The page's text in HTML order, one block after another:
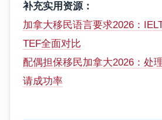
补充实用资源：
加拿大移民语言要求2026：
TEF全面对比
配偶担保移民加拿大2026：处
请成功率